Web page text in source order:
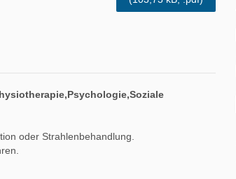
oder Strahlenbehandlung.